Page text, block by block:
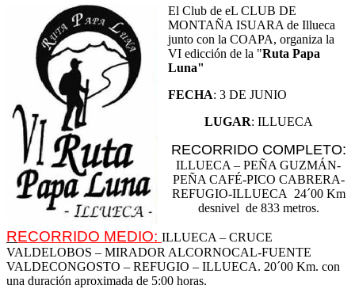
El Club de eL CLUB DE
MONTAÑA ISUARA de Illueca
junto con la COAPA, organiza la
VI edicción de la "Ruta Papa
Luna"
FECHA: 3 DE JUNIO
LUGAR: ILLUECA
RECORRIDO COMPLETO:
ILLUECA – PEÑA GUZMÁN-
PEÑA CAFÉ-PICO CABRERA-
REFUGIO-ILLUECA 24´00 Km
desnivel de 833 metros.
RECORRIDO MEDIO: ILLUECA – CRUCE
VALDELOBOS – MIRADOR ALCORNOCAL-FUENTE
VALDECONGOSTO – REFUGIO – ILLUECA. 20´00 Km. con
una duración aproximada de 5:00 horas.